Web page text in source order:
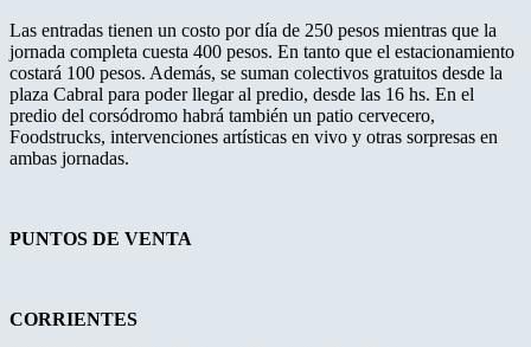
Las entradas tienen un costo por día de 250 pesos mientras que la
jornada completa cuesta 400 pesos. En tanto que el estacionamiento
costará 100 pesos. Además, se suman colectivos gratuitos desde la
plaza Cabral para poder llegar al predio, desde las 16 hs. En el
predio del corsódromo habrá también un patio cervecero,
Foodstrucks, intervenciones artísticas en vivo y otras sorpresas en
ambas jornadas.
PUNTOS DE VENTA
CORRIENTES